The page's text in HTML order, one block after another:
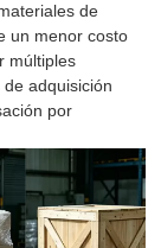
de
un menor costo
múltiples
adquisición
por